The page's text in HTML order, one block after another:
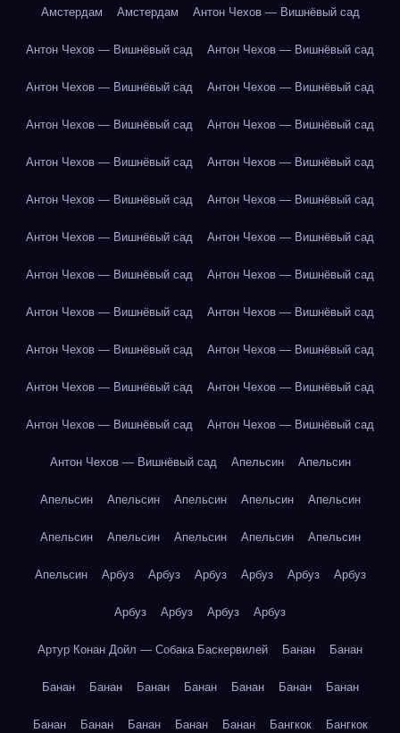
Амстердам Амстердам Антон Чехов — Вишнёвый сад
Антон Чехов — Вишнёвый сад Антон Чехов — Вишнёвый сад
Антон Чехов — Вишнёвый сад Антон Чехов — Вишнёвый сад
Антон Чехов — Вишнёвый сад Антон Чехов — Вишнёвый сад
Антон Чехов — Вишнёвый сад Антон Чехов — Вишнёвый сад
Антон Чехов — Вишнёвый сад Антон Чехов — Вишнёвый сад
Антон Чехов — Вишнёвый сад Антон Чехов — Вишнёвый сад
Антон Чехов — Вишнёвый сад Антон Чехов — Вишнёвый сад
Антон Чехов — Вишнёвый сад Антон Чехов — Вишнёвый сад
Антон Чехов — Вишнёвый сад Антон Чехов — Вишнёвый сад
Антон Чехов — Вишнёвый сад Антон Чехов — Вишнёвый сад
Антон Чехов — Вишнёвый сад Антон Чехов — Вишнёвый сад
Антон Чехов — Вишнёвый сад Апельсин Апельсин
Апельсин Апельсин Апельсин Апельсин Апельсин
Апельсин Апельсин Апельсин Апельсин Апельсин
Апельсин Арбуз Арбуз Арбуз Арбуз Арбуз Арбуз
Арбуз Арбуз Арбуз Арбуз
Артур Конан Дойл — Собака Баскервилей Банан Банан
Банан Банан Банан Банан Банан Банан Банан
Банан Банан Банан Банан Банан Бангкок Бангкок